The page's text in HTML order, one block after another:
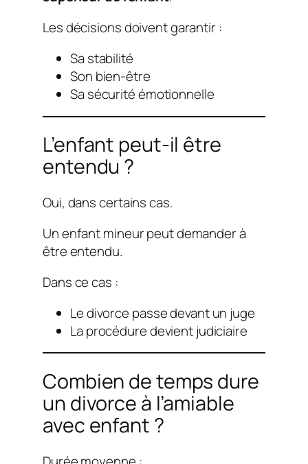
Les décisions doivent garantir :
Sa stabilité
Son bien-être
Sa sécurité émotionnelle
L’enfant peut-il être
entendu ?
Oui, dans certains cas.
Un enfant mineur peut demander à
être entendu.
Dans ce cas :
Le divorce passe devant un juge
La procédure devient judiciaire
Combien de temps dure
un divorce à l’amiable
avec enfant ?